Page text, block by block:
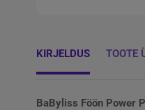
KIRJELDUS TOOTE
BaByliss Föön Power